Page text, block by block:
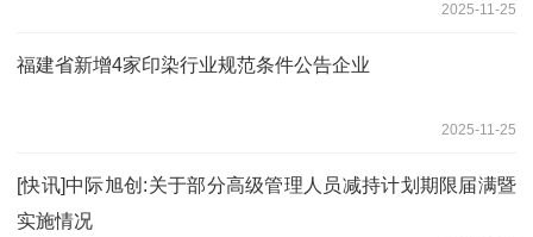
2025-11-25
福建省新增4家印染行业规范条件公告企业
2025-11-25
[快讯]中际旭创:关于部分高级管理人员减持计划期限届满暨
实施情况